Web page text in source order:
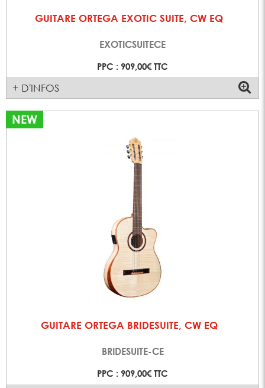
GUITARE ORTEGA EXOTIC SUITE, CW EQ
EXOTICSUITECE
PPC : 909,00€ TTC
+ D'INFOS
NEW
GUITARE ORTEGA BRIDESUITE, CW EQ
BRIDESUITE-CE
PPC : 909,00€ TTC